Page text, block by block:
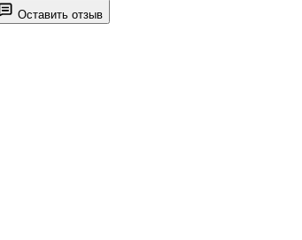
Оставить отзыв
изменилось. На смену экипажам пришли